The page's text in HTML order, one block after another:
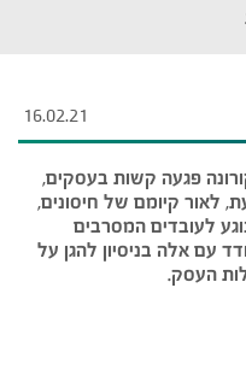
16.02.21
פגעה קשות בעסקים,
לאור קיומם של חיסונים,
לעובדים המסרבים
עם אלה בניסיון להגן על
העסק.